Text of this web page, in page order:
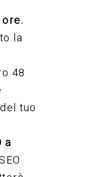
la
48
tuo
a